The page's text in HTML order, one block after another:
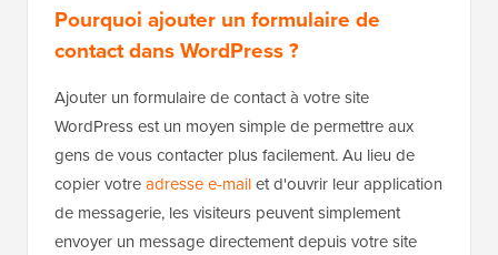
Pourquoi ajouter un formulaire de
contact dans WordPress ?
Ajouter un formulaire de contact à votre site
WordPress est un moyen simple de permettre aux
gens de vous contacter plus facilement. Au lieu de
copier votreadresse e-mailet d'ouvrir leur application
de messagerie, les visiteurs peuvent simplement
envoyer un message directement depuis votre site